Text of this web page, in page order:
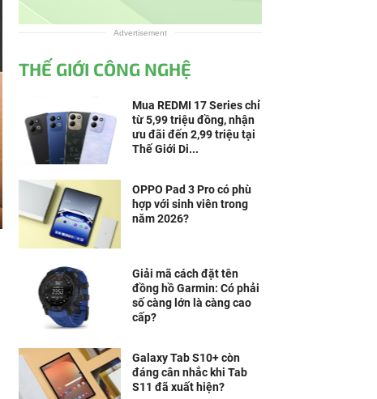
Advertisement
THẾ GIỚI CÔNG NGHỆ
Mua REDMI 17 Series chỉ
từ 5,99 triệu đồng, nhận
ưu đãi đến 2,99 triệu tại
Thế Giới Di...
OPPO Pad 3 Pro có phù
hợp với sinh viên trong
năm 2026?
Giải mã cách đặt tên
đồng hồ Garmin: Có phải
số càng lớn là càng cao
cấp?
Galaxy Tab S10+ còn
đáng cân nhắc khi Tab
S11 đã xuất hiện?